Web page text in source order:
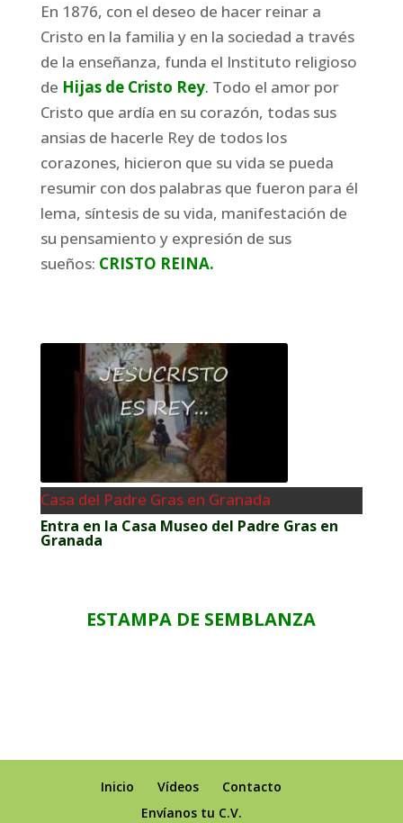
En 1876, con el deseo de hacer reinar a
Cristo en la familia y en la sociedad a través
de la enseñanza, funda el Instituto religioso
de Hijas de Cristo Rey. Todo el amor por
Cristo que ardía en su corazón, todas sus
ansias de hacerle Rey de todos los
corazones, hicieron que su vida se pueda
resumir con dos palabras que fueron para él
lema, síntesis de su vida, manifestación de
su pensamiento y expresión de sus
sueños: CRISTO REINA.
Casa del Padre Gras en Granada
Entra en la Casa Museo del Padre Gras en
Granada
ESTAMPA DE SEMBLANZA
Inicio Vídeos
Contacto
Envíanos tu C.V.